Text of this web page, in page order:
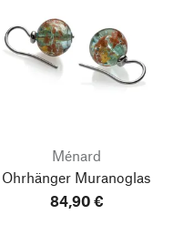
Ménard
Ohrhänger Muranoglas
84,90 €